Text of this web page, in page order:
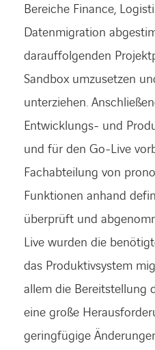
Bereiche Finance,
Datenmigration
darauffolgenden
Sandbox umzusetzen
unterziehen.
Entwicklungs- und
und für den Go-Live
Fachabteilung von
Funktionen anhand
überprüft und
Live wurden die
das Produktivsystem
allem die Bereitstellung
eine große
geringfügige